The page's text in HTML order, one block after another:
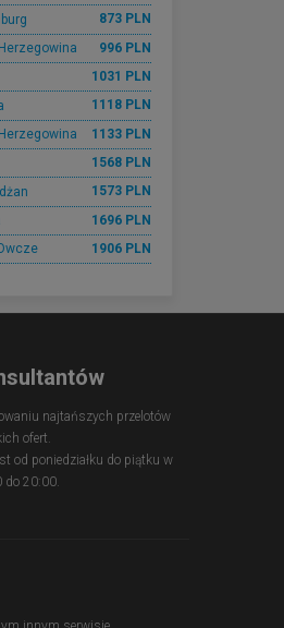
873 PLN
996 PLN
1031 PLN
1118 PLN
1133 PLN
1568 PLN
1573 PLN
1696 PLN
1906 PLN
najtańszych przelotów
ofert.
od poniedziałku do piątku w
do 20:00.